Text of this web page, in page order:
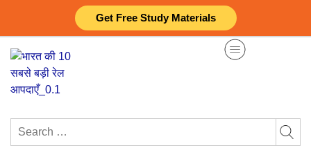
Get Free Study Materials
content
Search